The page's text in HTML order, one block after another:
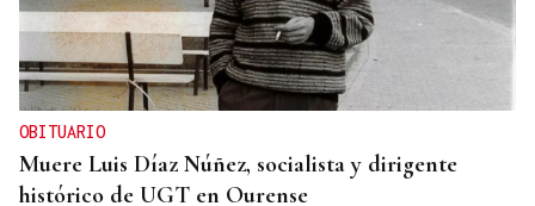
OBITUARIO
Muere Luis Díaz Núñez, socialista y dirigente
histórico de UGT en Ourense